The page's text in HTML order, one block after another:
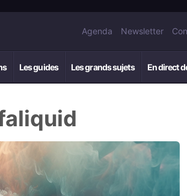
Agenda Newsletter
Les guides Les grands sujets En direct